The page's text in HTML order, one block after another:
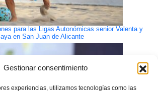
Gestionar consentimiento
experiencias, utilizamos tecnologías como las
para las Ligas Autonómicas senior Valenta y
en San Juan de Alicante